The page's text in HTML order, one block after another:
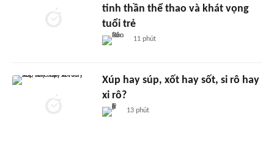
tinh thần thể thao và khát vọng
tuổi trẻ
11 phút
Xúp hay súp, xốt hay sốt, si rô hay
xi rô?
13 phút